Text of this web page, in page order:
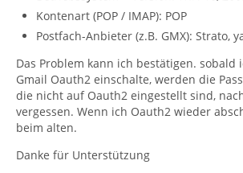
Kontenart (POP / IMAP): POP
Postfach-Anbieter (z.B. GMX): Strato,
Das Problem kann ich bestätigen. sobald
Gmail Oauth2 einschalte, werden die
die nicht auf Oauth2 eingestellt sind,
vergessen. Wenn ich Oauth2 wieder
beim alten.
Danke für Unterstützung